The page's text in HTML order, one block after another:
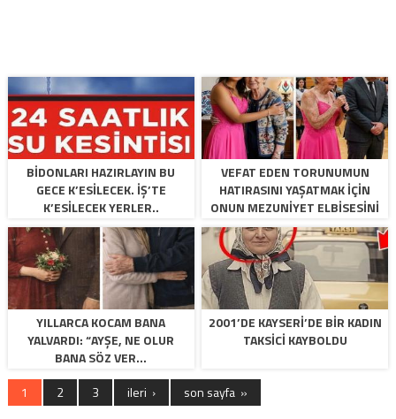
BIDONLARI HAZIRLAYIN BU
GECE K’ESILECEK. İŞ’TE
K’ESILECEK YERLER..
VEFAT EDEN TORUNUMUN
HATIRASINI YAŞATMAK IÇIN
ONUN MEZUNIYET ELBISESINI
GIYDIM
YILLARCA KOCAM BANA
YALVARDI: “AYŞE, NE OLUR
BANA SÖZ VER…
2001’DE KAYSERI’DE BIR KADIN
TAKSICI KAYBOLDU
1 2 3 ileri › son sayfa »